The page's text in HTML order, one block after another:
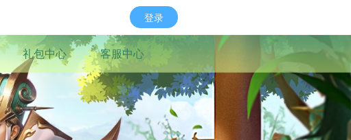
登录
礼包中心 客服中心